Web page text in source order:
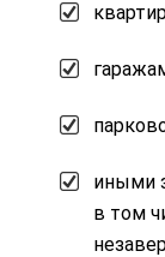
иными
в том